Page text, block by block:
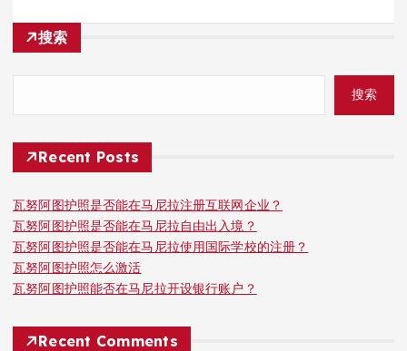
搜索
搜索
Recent Posts
瓦努阿图护照是否能在马尼拉注册互联网企业？
瓦努阿图护照是否能在马尼拉自由出入境？
瓦努阿图护照是否能在马尼拉使用国际学校的注册？
瓦努阿图护照怎么激活
瓦努阿图护照能否在马尼拉开设银行账户？
Recent Comments